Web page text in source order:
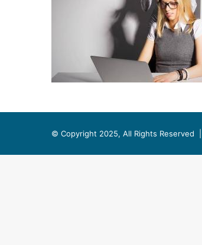
© Copyright 2025, All Rights Reserved |